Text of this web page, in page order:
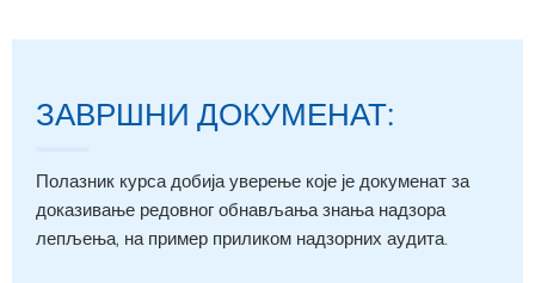
ЗАВРШНИ ДОКУМЕНАТ:
Полазник курса добија уверење које је докуменат за
доказивање редовног обнављања знања надзора
лепљења, на пример приликом надзорних аудита.